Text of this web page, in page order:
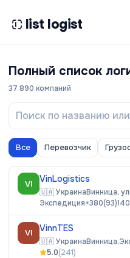
list logist
Полный список
37 890 компаний
Все Перевозчик
VI VinLogistics
🇺🇦УкраинаВинница,
Экспедиция
VI VinnTES
🇺🇦УкраинаВинница,
5.0(241)